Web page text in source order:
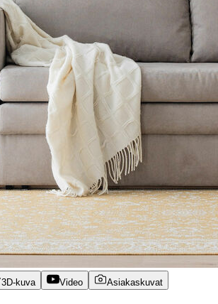
3D-kuva Video Asiakaskuvat